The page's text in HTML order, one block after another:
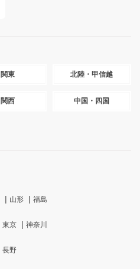
関東 北陸・甲信越
関西 中国・四国
山形
福島
東京
神奈川
長野